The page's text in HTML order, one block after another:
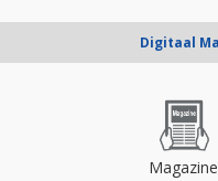
Digitaal
Magazine